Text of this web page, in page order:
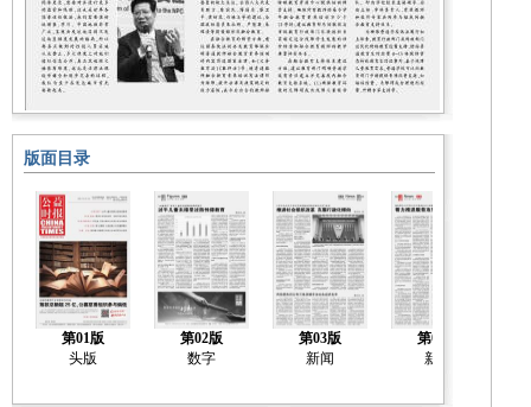
版面目录
第01版
头版
第02版
数字
第03版
新闻
第04版
新闻